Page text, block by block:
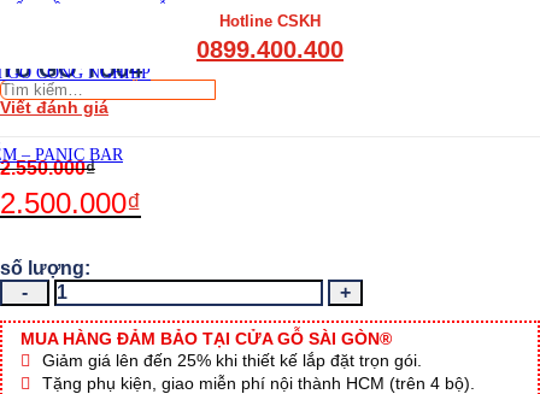
GỖ CÔNG NGHIỆP
– PANIC BAR
Hotline CSKH
0899.400.400
Tìm
kiếm:
TỦ GỖ TU04
Viết đánh giá
2.550.000₫
2.500.000₫
TỦ
GỖ
TU04
số
lượng
MUA HÀNG ĐẢM BẢO TẠI CỬA GỖ SÀI GÒN®
Giảm giá lên đến 25% khi thiết kế lắp đặt trọn gói.
Tặng phụ kiện, giao miễn phí nội thành HCM (trên 4 bộ).